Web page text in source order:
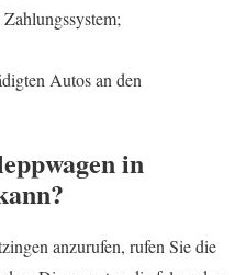
Autos an den
in
anzurufen, rufen Sie die